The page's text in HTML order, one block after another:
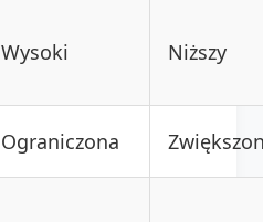
Wysoki Niższy
Ograniczona